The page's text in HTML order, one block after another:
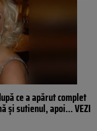
ce a apărut complet
şi sutienul, apoi… VEZI